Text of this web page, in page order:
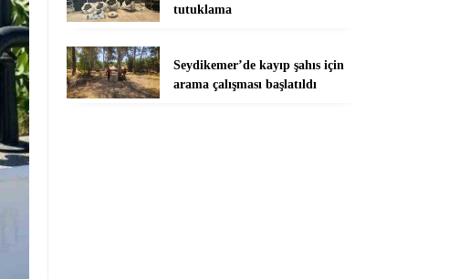
tutuklama
Seydikemer’de kayıp şahıs için
arama çalışması başlatıldı